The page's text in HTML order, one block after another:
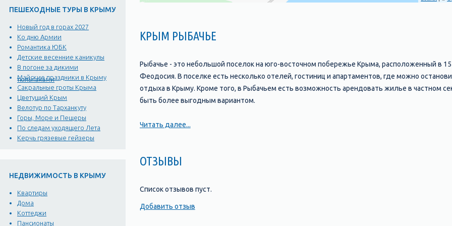
ПЕШЕХОДНЫЕ ТУРЫ В КРЫМУ
Новый год в горах 2027
Ко дню Армии
Романтика ЮБК
Детские весенние каникулы
В погоне за дикими
тюльпанами
Майские праздники в Крыму
Сакральные гроты Крыма
Цветущий Крым
Велотур по Тарханкуту
Горы, Море и Пещеры
По следам уходящего Лета
Керчь грязевые гейзеры
НЕДВИЖИМОСТЬ В КРЫМУ
Квартиры
Дома
Коттеджи
Пансионаты
КРЫМ РЫБАЧЬЕ
Рыбачье - это небольшой поселок на юго-восточном побережье Крыма, расположенный в 15
Феодосия. В поселке есть несколько отелей, гостиниц и апартаментов, где можно
отдыха в Крыму. Кроме того, в Рыбачьем есть возможность арендовать жилье в частном
быть более выгодным вариантом.
Цены на размещение в Рыбачьем могут варьироваться в зависимости от сезона,
могут быть достаточно высок
Если вы предпочитаете более экономичный вариант размещения, то можно выбрать аренду
комнат и уровень комфорта. Также можно рассмотреть варианты аренды коттеджей или
Читать далее...
ОТЗЫВЫ
Список отзывов пуст.
Добавить отзыв